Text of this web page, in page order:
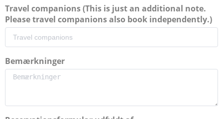
Travel companions (This is just an additional note.
Please travel companions also book independently.)
Bemærkninger